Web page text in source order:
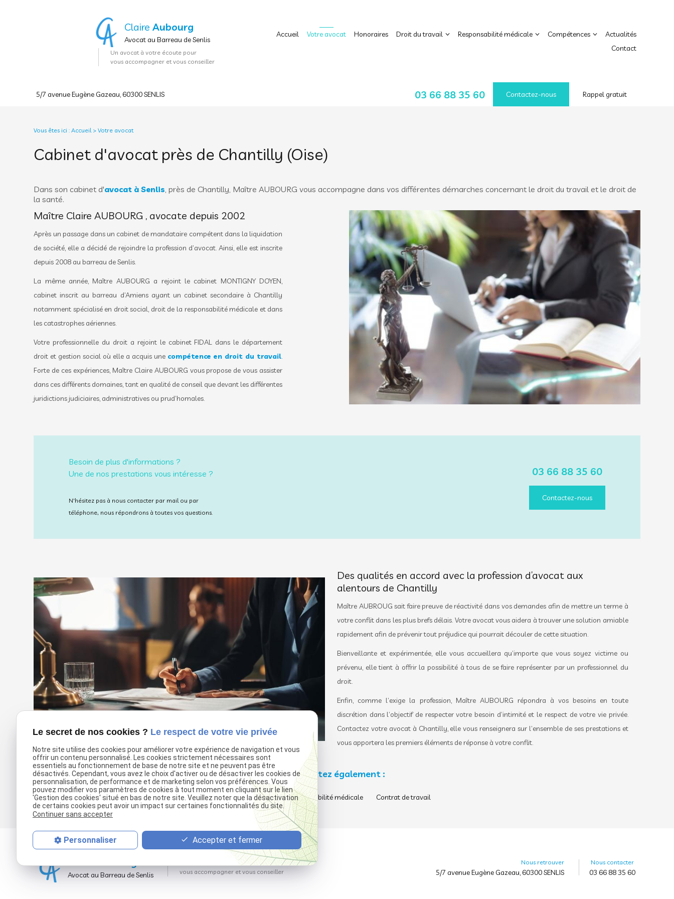
ClaireAubourg
Avocat au Barreau de Senlis
Un avocat à votre écoute pour
vous accompagner et vous conseiller
Accueil Votre avocat Honoraires Droit du travail Responsabilité médicale Compétences
Actualités
Contact
5/7 avenue Eugène Gazeau, 60300 SENLIS 03 66 88 35 60 Contactez-nous Rappel gratuit
Vous êtes ici : Accueil> Votre avocat
Cabinet d'avocat près de Chantilly (Oise)
Dans son cabinet d'avocat à Senlis, près de Chantilly, Maître AUBOURG vous accompagne dans vos différentes démarches concernant le droit du travail et le droit de
la santé.
Maître Claire AUBOURG , avocate depuis 2002
Après un passage dans un cabinet de mandataire compétent dans la liquidation
de société, elle a décidé de rejoindre la profession d’avocat. Ainsi, elle est inscrite
depuis 2008 au barreau de Senlis.
La même année, Maître AUBOURG a rejoint le cabinet MONTIGNY DOYEN,
cabinet inscrit au barreau d’Amiens ayant un cabinet secondaire à Chantilly
notamment spécialisé en droit social, droit de la responsabilité médicale et dans
les catastrophes aériennes.
Votre professionnelle du droit a rejoint le cabinet FIDAL dans le département
droit et gestion social où elle a acquis une compétence en droit du travail.
Forte de ces expériences, Maître Claire AUBOURG vous propose de vous assister
dans ces différents domaines, tant en qualité de conseil que devant les différentes
juridictions judiciaires, administratives ou prud’homales.
Besoin de plus d'informations ?
Une de nos prestations vous intéresse ?
N'hésitez pas à nous contacter par mail ou par
téléphone, nous répondrons à toutes vos questions.
03 66 88 35 60
Contactez-nous
Des qualités en accord avec la profession d’avocat aux
alentours de Chantilly
Maître AUBROUG sait faire preuve de réactivité dans vos demandes afin de mettre un terme à
votre conflit dans les plus brefs délais. Votre avocat vous aidera à trouver une solution amiable
rapidement afin de prévenir tout préjudice qui pourrait découler de cette situation.
Bienveillante et expérimentée, elle vous accueillera qu’importe que vous soyez victime ou
prévenu, elle tient à offrir la possibilité à tous de se faire représenter par un professionnel du
droit.
Enfin, comme l’exige la profession, Maître AUBOURG répondra à vos besoins en toute
discrétion dans l’objectif de respecter votre besoin d’intimité et le respect de votre vie privée.
Contactez votre avocat à Chantilly, elle vous renseignera sur l’ensemble de ses prestations et
vous apportera les premiers éléments de réponse à votre conflit.
Consultez également :
Honoraires Responsabilité médicale Contrat de travail
Avocat au Barreau de Senlis
Un avocat à votre écoute pour
vous accompagner et vous conseiller
Nous retrouver
5/7 avenue Eugène Gazeau, 60300 SENLIS
Nous contacter
03 66 88 35 60
Le secret de nos cookies ? Le respect de votre vie privée
Notre site utilise des cookies pour améliorer votre expérience de navigation et vous
offrir un contenu personnalisé. Les cookies strictement nécessaires sont
essentiels au fonctionnement de base de notre site et ne peuvent pas être
désactivés. Cependant, vous avez le choix d'activer ou de désactiver les cookies de
personnalisation, de performance et de marketing selon vos préférences. Vous
pouvez modifier vos paramètres de cookies à tout moment en cliquant sur le lien
'Gestion des cookies' situé en bas de notre site. Veuillez noter que la désactivation
de certains cookies peut avoir un impact sur certaines fonctionnalités du site.
Continuer sans accepter
Personnaliser Accepter et fermer